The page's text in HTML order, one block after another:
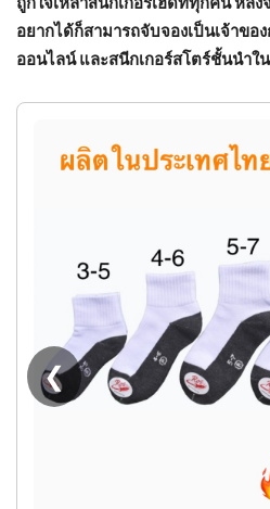
อยากได้ก็สามารถจับจองเป็นเจ้าขอ
ออนไลน์ และสนีกเกอร์สโตร์ชั้นนำใ
❮